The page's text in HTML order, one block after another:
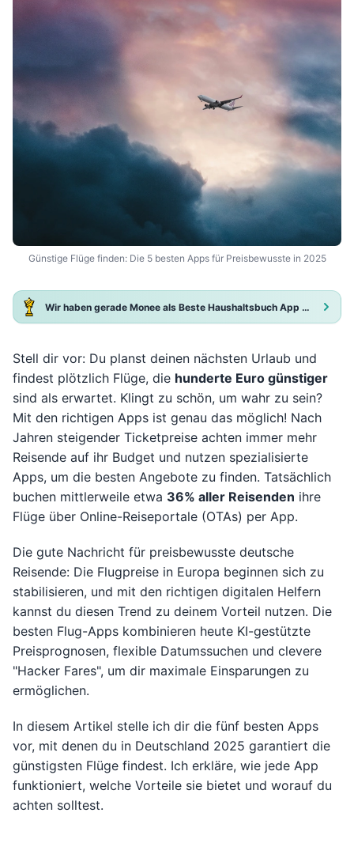
Günstige Flüge finden: Die 5 besten Apps für Preisbewusste in 2025
Wir haben gerade Monee als Beste Haushaltsbuch App 2025 ausgezeichnet!
Stell dir vor: Du planst deinen nächsten Urlaub und
findest plötzlich Flüge, die hunderte Euro günstiger
sind als erwartet. Klingt zu schön, um wahr zu sein?
Mit den richtigen Apps ist genau das möglich! Nach
Jahren steigender Ticketpreise achten immer mehr
Reisende auf ihr Budget und nutzen spezialisierte
Apps, um die besten Angebote zu finden. Tatsächlich
buchen mittlerweile etwa 36% aller Reisenden ihre
Flüge über Online-Reiseportale (OTAs) per App.
Die gute Nachricht für preisbewusste deutsche
Reisende: Die Flugpreise in Europa beginnen sich zu
stabilisieren, und mit den richtigen digitalen Helfern
kannst du diesen Trend zu deinem Vorteil nutzen. Die
besten Flug-Apps kombinieren heute KI-gestützte
Preisprognosen, flexible Datumssuchen und clevere
"Hacker Fares", um dir maximale Einsparungen zu
ermöglichen.
In diesem Artikel stelle ich dir die fünf besten Apps
vor, mit denen du in Deutschland 2025 garantiert die
günstigsten Flüge findest. Ich erkläre, wie jede App
funktioniert, welche Vorteile sie bietet und worauf du
achten solltest.